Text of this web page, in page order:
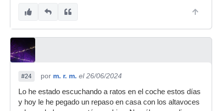
#24 por m. r. m. el 26/06/2024
Lo he estado escuchando a ratos en el coche estos días
y hoy le he pegado un repaso en casa con los altavoces